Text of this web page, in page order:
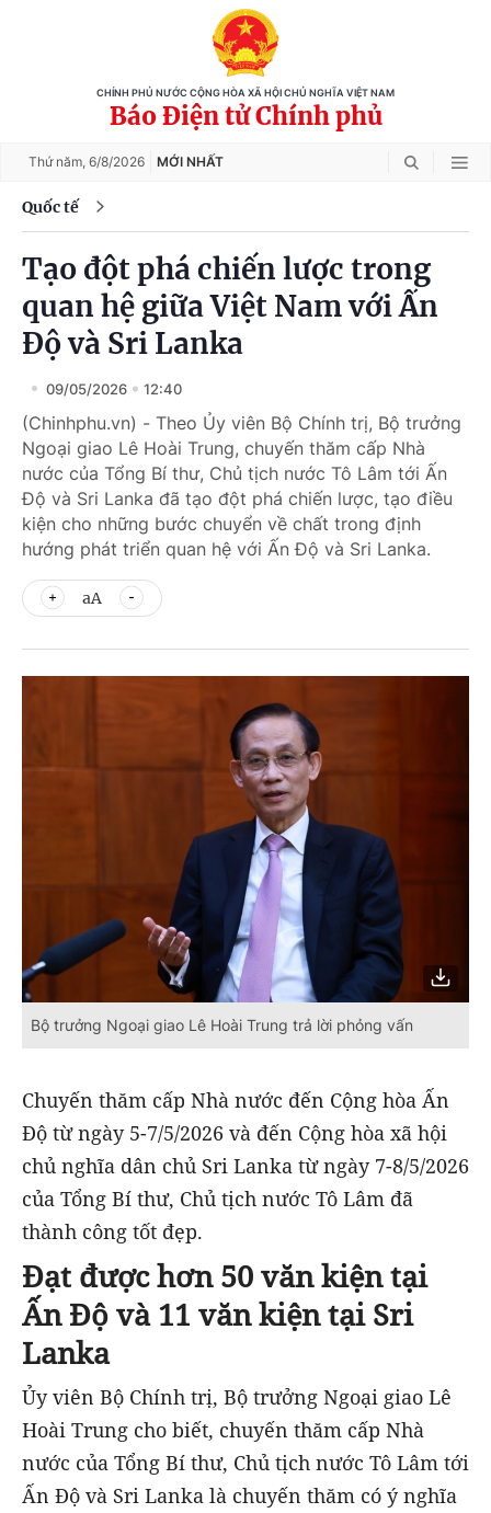
CHÍNH PHỦ NƯỚC CỘNG HÒA XÃ HỘI CHỦ NGHĨA VIỆT NAM
Báo Điện tử Chính phủ
Thứ năm, 6/8/2026 MỚI NHẤT
Quốc tế
Tạo đột phá chiến lược trong
quan hệ giữa Việt Nam với Ấn
Độ và Sri Lanka
09/05/2026 12:40
(Chinhphu.vn) - Theo Ủy viên Bộ Chính trị, Bộ trưởng
Ngoại giao Lê Hoài Trung, chuyến thăm cấp Nhà
nước của Tổng Bí thư, Chủ tịch nước Tô Lâm tới Ấn
Độ và Sri Lanka đã tạo đột phá chiến lược, tạo điều
kiện cho những bước chuyển về chất trong định
hướng phát triển quan hệ với Ấn Độ và Sri Lanka.
aA
Bộ trưởng Ngoại giao Lê Hoài Trung trả lời phỏng vấn
Chuyến thăm cấp Nhà nước đến Cộng hòa Ấn
Độ từ ngày 5-7/5/2026 và đến Cộng hòa xã hội
chủ nghĩa dân chủ Sri Lanka từ ngày 7-8/5/2026
của Tổng Bí thư, Chủ tịch nước Tô Lâm đã
thành công tốt đẹp.
Đạt được hơn 50 văn kiện tại
Ấn Độ và 11 văn kiện tại Sri
Lanka
Ủy viên Bộ Chính trị, Bộ trưởng Ngoại giao Lê
Hoài Trung cho biết, chuyến thăm cấp Nhà
nước của Tổng Bí thư, Chủ tịch nước Tô Lâm tới
Ấn Độ và Sri Lanka là chuyến thăm có ý nghĩa